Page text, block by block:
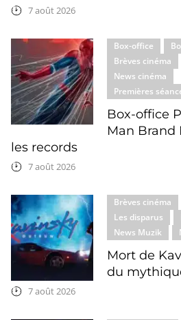
7 août 2026
Box-office
Brèves cinéma
News cinéma
Premières
Box-office
Man Brand
les records
7 août 2026
Brèves cinéma
Les disparus
News Muzik
Mort de
du
7 août 2026